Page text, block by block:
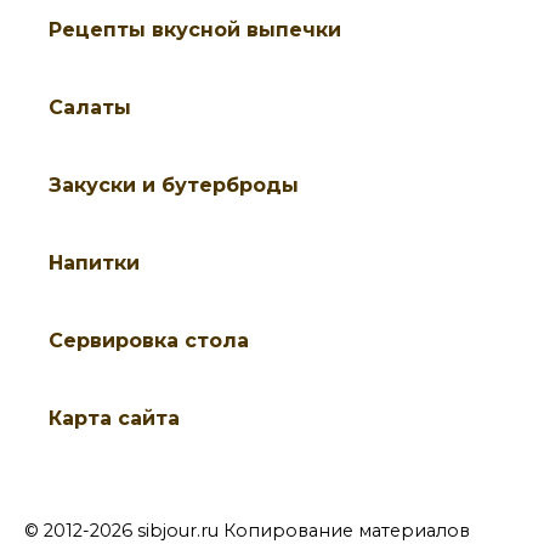
Рецепты вкусной выпечки
Салаты
Закуски и бутерброды
Напитки
Cервировка стола
Карта сайта
© 2012-2026 sibjour.ru Копирование материалов